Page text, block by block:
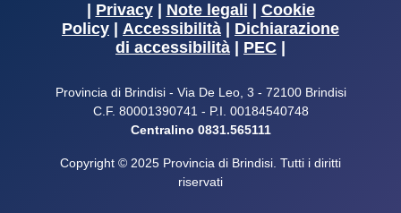
Privacy| Note legali
Cookie
Policy
Accessibilità
Dichiarazione
di accessibilità
PEC
Provincia di Brindisi - Via De Leo, 3 - 72100 Brindisi
C.F. 80001390741 - P.I. 00184540748
Centralino 0831.565111
Copyright © 2025 Provincia di Brindisi. Tutti i diritti
riservati